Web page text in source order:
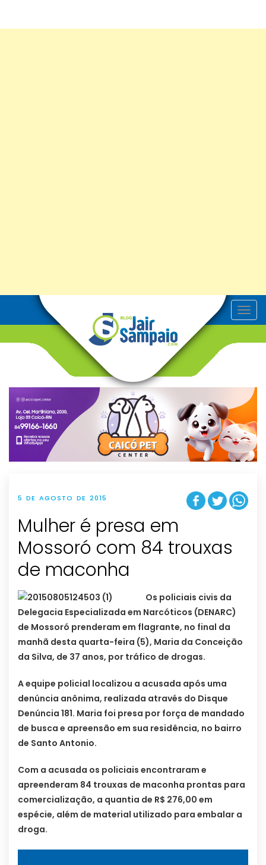
T
o
v
g
t
i
o
n
5 DE AGOSTO DE 2015
Mulher é presa em
Mossoró com 84 trouxas
Os policiais civis da
Delegacia Especializada em Narcóticos (DENARC)
de Mossoró prenderam em flagrante, no final da
manhã desta quarta-feira (5), Maria da Conceição
da Silva, de 37 anos, por tráfico de drogas.
A equipe policial localizou a acusada após uma
denúncia anônima, realizada através do Disque
Denúncia 181. Maria foi presa por força de mandado
de busca e apreensão em sua residência, no bairro
de Santo Antonio.
Com a acusada os policiais encontraram e
apreenderam 84 trouxas de maconha prontas para
comercialização, a quantia de R$ 276,00 em
espécie, além de material utilizado para embalar a
droga.